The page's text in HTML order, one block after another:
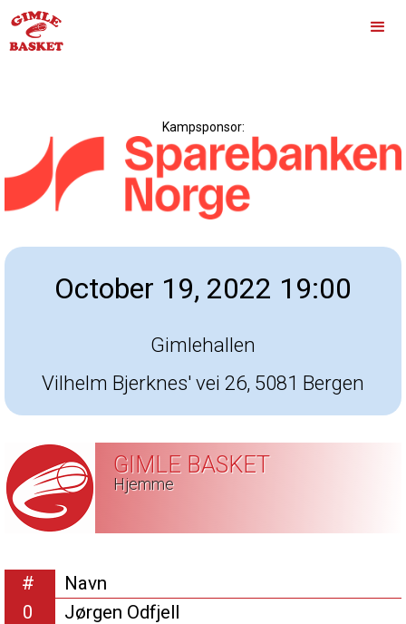
Kampsponsor:
October 19, 2022 19:00
Gimlehallen
Vilhelm Bjerknes' vei 26, 5081 Bergen
GIMLE BASKET
Hjemme
#
Navn
0
Jørgen Odfjell